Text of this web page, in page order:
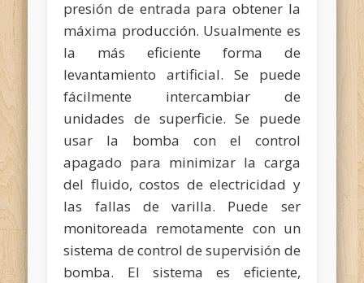
presión de entrada para obtener la
máxima producción. Usualmente es
la más eficiente forma de
levantamiento artificial. Se puede
fácilmente intercambiar de
unidades de superficie. Se puede
usar la bomba con el control
apagado para minimizar la carga
del fluido, costos de electricidad y
las fallas de varilla. Puede ser
monitoreada remotamente con un
sistema de control de supervisión de
bomba. El sistema es eficiente,